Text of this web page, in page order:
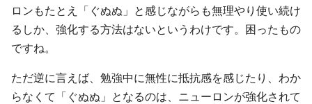
ロンもたとえ「ぐぬぬ」と感じながらも無理やり使い続け
るしか、強化する方法はないというわけです。困ったもの
ですね。
ただ逆に言えば、勉強中に無性に抵抗感を感じたり、わか
らなくて「ぐぬぬ」となるのは、ニューロンが強化されて